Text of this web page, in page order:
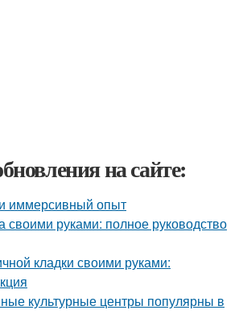
на сайте:
иммерсивный опыт
своими руками: полное руководство
кладки своими руками:
культурные центры популярны в